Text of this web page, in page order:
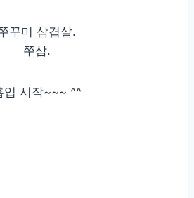
꾸미 삼겹살.
쭈삼.
입 시작~~~ ^^